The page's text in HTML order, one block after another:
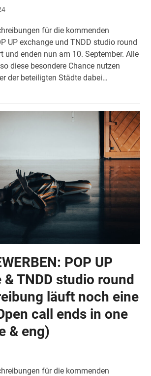
für die kommenden
UP exchange und TNDD studio round
und enden nun am 10. September. Alle
diese besondere Chance nutzen
der beteiligten Städte dabei…
POP UP
& TNDD studio round
läuft noch eine
call ends in one
& eng)
für die kommenden